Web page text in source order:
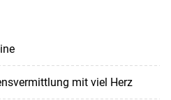
mit viel Herz